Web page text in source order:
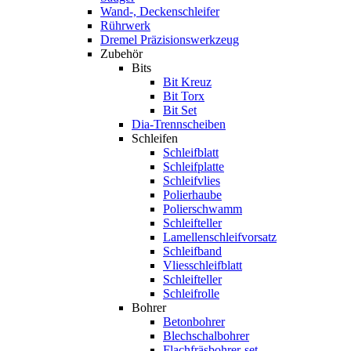
Wand-, Deckenschleifer
Rührwerk
Dremel Präzisionswerkzeug
Zubehör
Bits
Bit Kreuz
Bit Torx
Bit Set
Dia-Trennscheiben
Schleifen
Schleifblatt
Schleifplatte
Schleifvlies
Polierhaube
Polierschwamm
Schleifteller
Lamellenschleifvorsatz
Schleifband
Vliesschleifblatt
Schleifteller
Schleifrolle
Bohrer
Betonbohrer
Blechschalbohrer